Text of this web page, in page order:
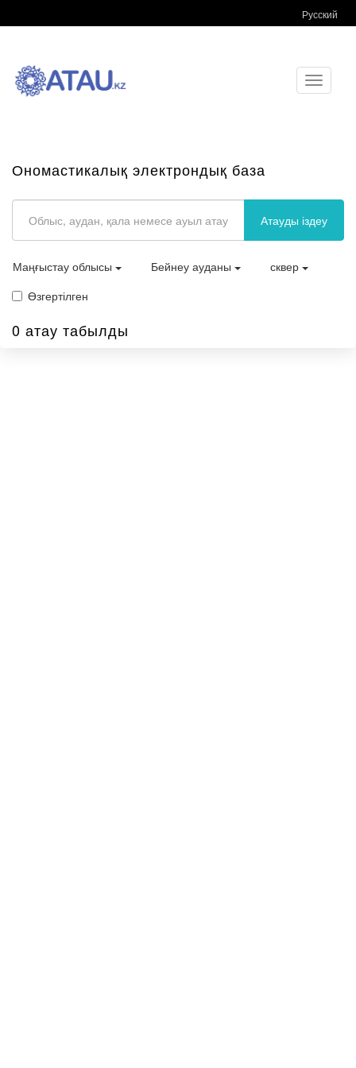
Русский
Toggle
Ономастикалық электрондық база
Атауды іздеу
Маңғыстау облысы Бейнеу ауданы
сквер
Өзгертілген
0 атау табылды